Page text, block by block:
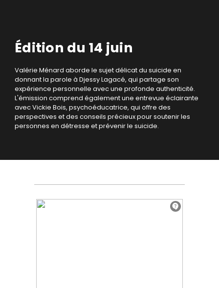
Édition du 14 juin
Valérie Ménard aborde le sujet délicat du suicide en
donnant la parole à Djessy Lagacé, qui partage son
expérience personnelle avec une profonde authenticité.
L'émission comprend également une entrevue éclairante
avec Vickie Bois, psychoéducatrice, qui offre des
perspectives et des conseils précieux pour soutenir les
personnes en détresse et prévenir le suicide.